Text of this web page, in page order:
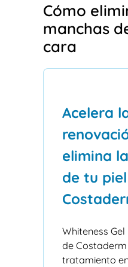
Cómo
manchas
cara
Acelera
elimina
de tu
Whiteness
de Costaderm
tratamiento